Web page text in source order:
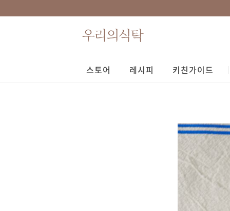
스토어 레시피 키친가이드